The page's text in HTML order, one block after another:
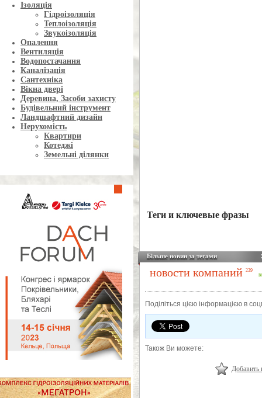
Ізоляція
Гідроізоляція
Теплоізоляція
Звукоізоляція
Опалення
Вентиляція
Водопостачання
Каналізація
Сантехніка
Вікна двері
Деревина, Засоби захисту
Будівельний інструмент
Ландшафтний дизайн
Нерухомість
Квартири
Котеджі
Земельні ділянки
Теги и ключевые фразы
Більше новин за тегами
новости компаний 239
Поділіться цією інформацією в
Також Ви можете:
Добавить